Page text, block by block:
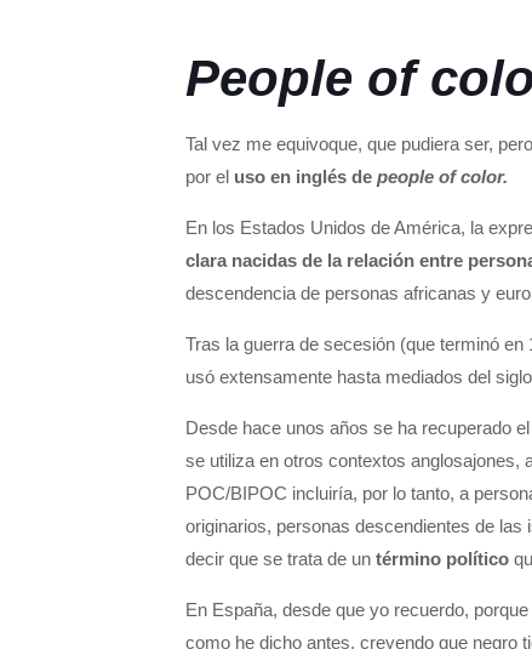
People of
Tal vez me equivoque, que pudiera ser,
por el uso en inglés de people of color.
En los Estados Unidos de América, la
clara nacidas de la relación entre
descendencia de personas africanas y
Tras la guerra de secesión (que terminó en
usó extensamente hasta mediados del
Desde hace unos años se ha recuperado
se utiliza en otros contextos anglosajones,
POC/BIPOC incluiría, por lo tanto, a
originarios, personas descendientes de
decir que se trata de un término político
En España, desde que yo recuerdo,
como he dicho antes, creyendo que negro